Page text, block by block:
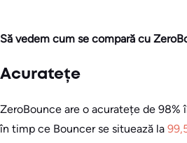
Să vedem cum se compară cu
Acuratețe
ZeroBounce are o acuratețe de 98%
în timp ce Bouncer se situează la